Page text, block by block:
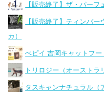
【販売終了】ザ・パーフ
【販売終了】ティンバ
カ）
ぺピイ 吉岡キャットフー
トリロジー（オーストラ
タスキャンナチュラル（